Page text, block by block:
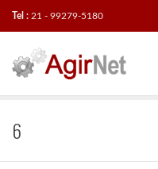
Tel : 21 - 99279-5180
6